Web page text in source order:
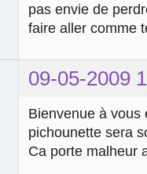
pas envie de
faire aller comme
09-05-2009
Bienvenue à vous
pichounette sera
Ca porte malheur